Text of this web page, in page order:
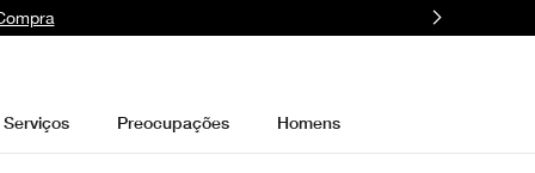
Serviços Preocupações Homens